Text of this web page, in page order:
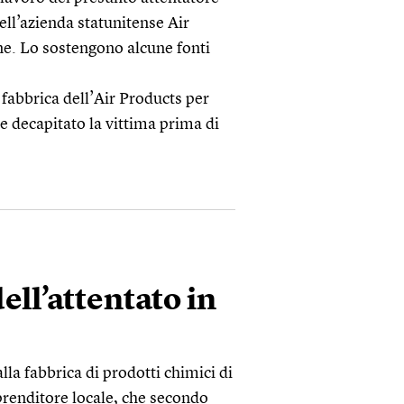
statunitense Air
Lo sostengono alcune fonti
dell’Air Products per
decapitato la vittima prima di
in
fabbrica di prodotti chimici di
locale, che secondo